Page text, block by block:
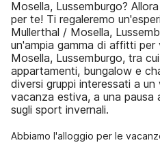
Mosella, Lussemburgo?
per te! Ti regaleremo
Mullerthal / Mosella,
un'ampia gamma di affitti
Mosella, Lussemburgo, tra
appartamenti, bungalow e
diversi gruppi interessati a
vacanza estiva, a una pausa
sugli sport invernali.
Abbiamo l'alloggio per le